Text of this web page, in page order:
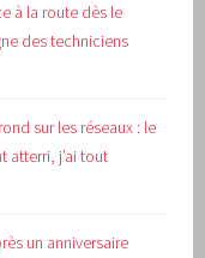
à la route dès le
des techniciens
sur les réseaux : le
atterri, j’ai tout
un anniversaire